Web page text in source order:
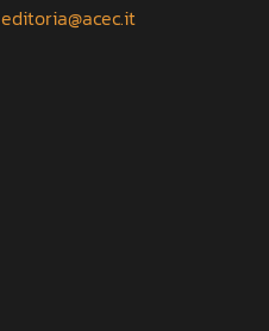
editoria@acec.it